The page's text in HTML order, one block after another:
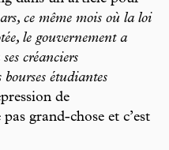
ce même mois où la loi
le gouvernement a
créanciers
étudiantes
de
grand-chose et c’est